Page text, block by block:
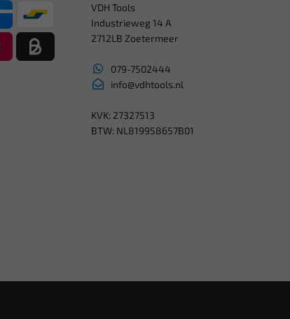
VDH Tools
Industrieweg 14 A
2712LB Zoetermeer
079-7502444
info@vdhtools.nl
KVK: 27327513
BTW: NL819958657B01